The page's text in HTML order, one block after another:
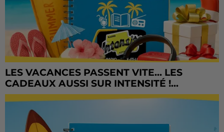
LES VACANCES PASSENT VITE... LES
CADEAUX AUSSI SUR INTENSITÉ !...